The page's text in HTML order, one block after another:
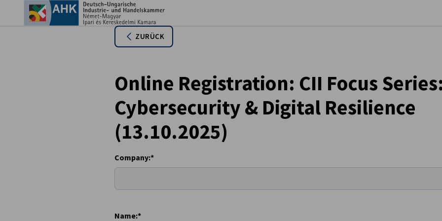
ZURÜCK
Online Registration: CII Focus Series:
Cybersecurity & Digital Resilience
(13.10.2025)
Company:*
Name:*